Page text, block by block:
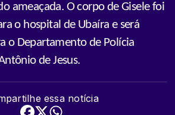
ameaçada. O corpo de Gisele foi
o hospital de Ubaíra e será
o Departamento de Polícia
de Jesus.
essa notícia